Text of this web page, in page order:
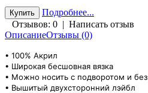
Подробнее...
Отзывов: 0 | Написать отзыв
ОписаниеОтзывы (0)
• 100% Акрил
• Широкая бесшовная вязка
• Можно носить с подворотом и без
• Вышитый двухсторонний лэйбл